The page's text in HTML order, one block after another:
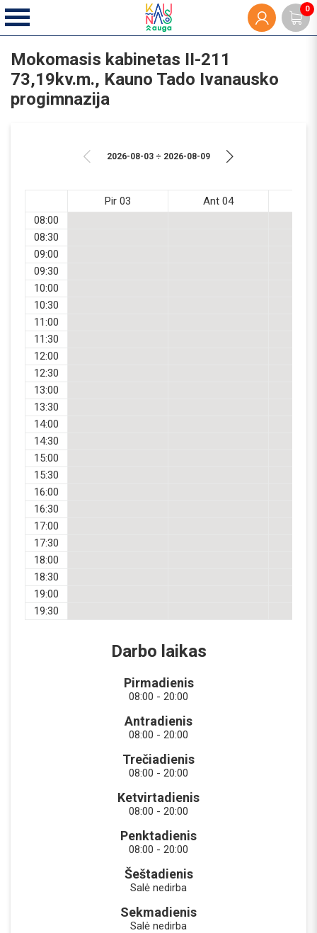
Mokomasis kabinetas II-211
73,19kv.m., Kauno Tado Ivanausko
progimnazija
2026-08-03 ÷ 2026-08-09
Pir 03 Ant 04
08:00
08:30
09:00
09:30
10:00
10:30
11:00
11:30
12:00
12:30
13:00
13:30
14:00
14:30
15:00
15:30
16:00
16:30
17:00
17:30
18:00
18:30
19:00
19:30
Darbo laikas
Pirmadienis
08:00 - 20:00
Antradienis
08:00 - 20:00
Trečiadienis
08:00 - 20:00
Ketvirtadienis
08:00 - 20:00
Penktadienis
08:00 - 20:00
Šeštadienis
Salė nedirba
Sekmadienis
Salė nedirba
0